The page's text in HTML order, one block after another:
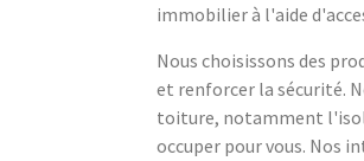
immobilier à l'aide
Nous choisissons des
et renforcer la sécurité.
toiture, notamment
occuper pour vous. Nos